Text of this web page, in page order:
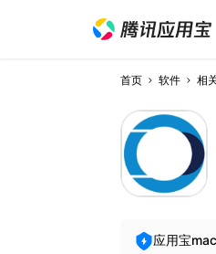
首页 软件 相
应用宝